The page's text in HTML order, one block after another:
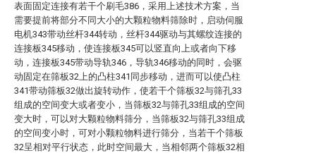
表面固定连接有若干个刷毛386，采用上述技术方案，当
需要提前将部分不同大小的大颗粒物料筛除时，启动伺服
电机343带动丝杆344转动，丝杆344驱动与其螺纹连接的
连接板345移动，使连接板345可以竖直向上或者向下移
动，连接板345带动导轨346，导轨346移动的同时，会驱
动固定在筛板32上的凸柱341同步移动，进而可以使凸柱
341带动筛板32做出旋转动作，使若干个筛板32与筛孔33
组成的空间变大或者变小，当筛板32与筛孔33组成的空间
变大时，可以对大颗粒物料筛分，当筛板32与筛孔33组成
的空间变小时，可对小颗粒物料进行筛分，当若干个筛板
32呈相对平行状态，此时空间最大，当相邻两个筛板32相